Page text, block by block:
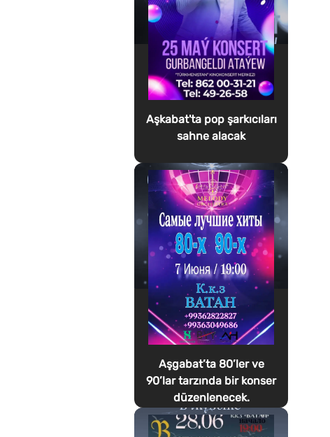
Aşkabat'ta pop şarkıcıları
sahne alacak
Aşgabat’ta 80’ler ve
90’lar tarzında bir konser
düzenlenecek.